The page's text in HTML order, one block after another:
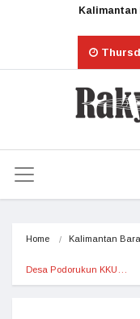
Kalimantan
Home Kalimantan
Desa Podorukun KKU…